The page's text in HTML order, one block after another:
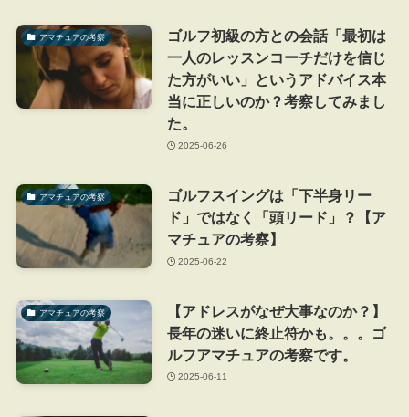
アマチュアの考察
ゴルフ初級の方との会話「最初は
一人のレッスンコーチだけを信じ
た方がいい」というアドバイス本
当に正しいのか？考察してみまし
た。
2025-06-26
アマチュアの考察
ゴルフスイングは「下半身リー
ド」ではなく「頭リード」？【ア
マチュアの考察】
2025-06-22
アマチュアの考察
【アドレスがなぜ大事なのか？】
長年の迷いに終止符かも。。。ゴ
ルフアマチュアの考察です。
2025-06-11